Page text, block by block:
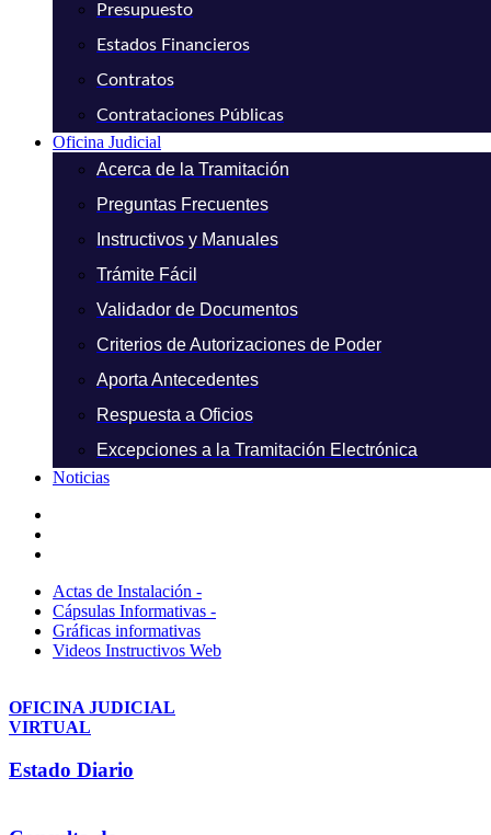
Presupuesto
Estados Financieros
Contratos
Contrataciones Públicas
Oficina Judicial
Acerca de la Tramitación
Preguntas Frecuentes
Instructivos y Manuales
Trámite Fácil
Validador de Documentos
Criterios de Autorizaciones de Poder
Aporta Antecedentes
Respuesta a Oficios
Excepciones a la Tramitación Electrónica
Noticias
Actas de Instalación -
Cápsulas Informativas -
Gráficas informativas
Videos Instructivos Web
OFICINA JUDICIAL
VIRTUAL
Estado Diario